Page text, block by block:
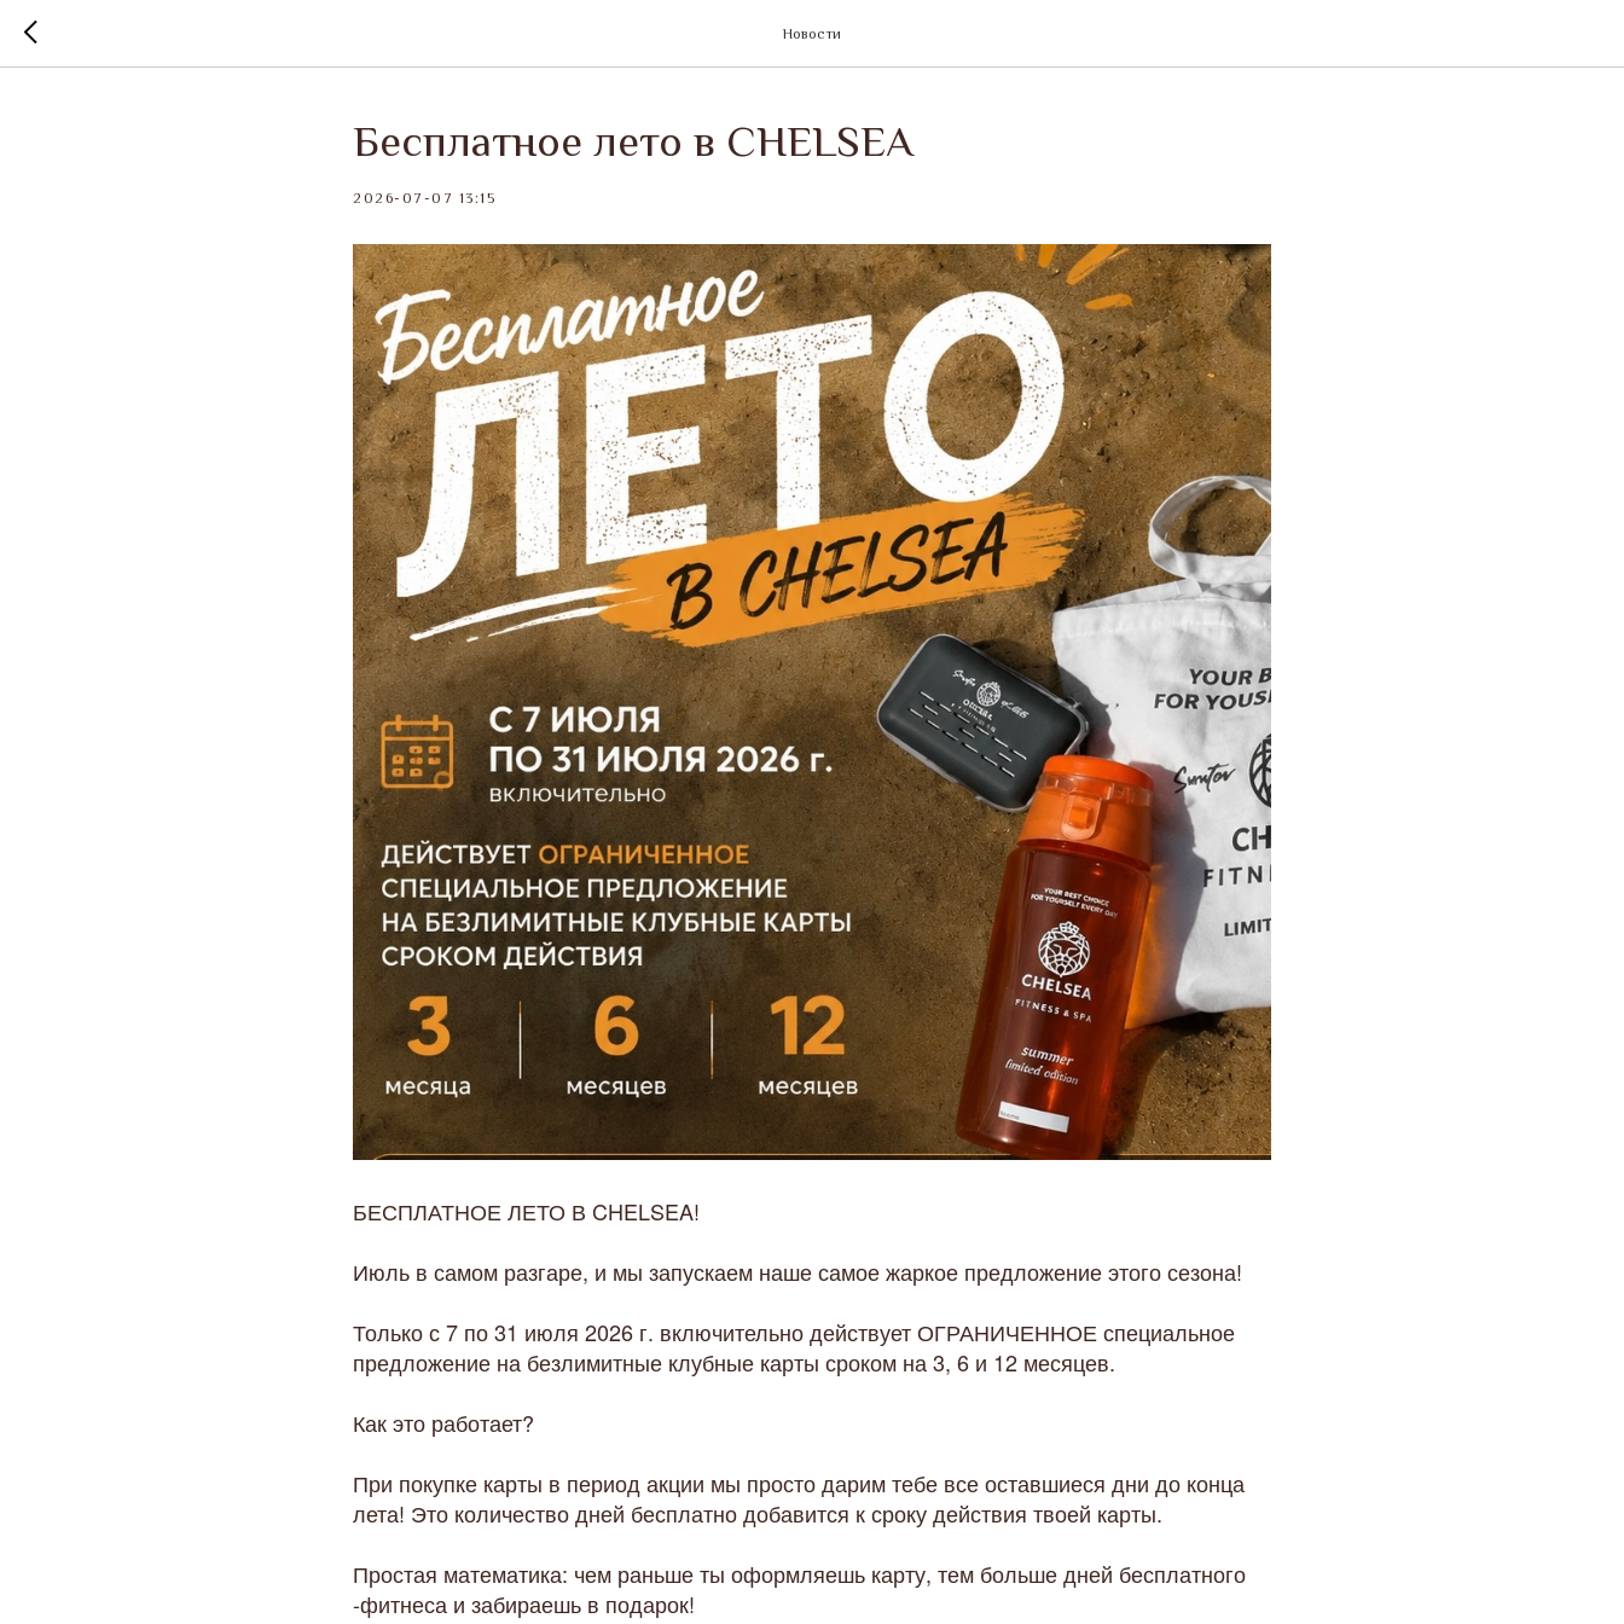
Новости
Бесплатное лето в CHELSEA
2026-07-07 13:15
БЕСПЛАТНОЕ ЛЕТО В CHELSEA!
Июль в самом разгаре, и мы запускаем наше самое жаркое предложение этого сезона!
Только с 7 по 31 июля 2026 г. включительно действует ОГРАНИЧЕННОЕ специальное
предложение на безлимитные клубные карты сроком на 3, 6 и 12 месяцев.
Как это работает?
При покупке карты в период акции мы просто дарим тебе все оставшиеся дни до конца
лета! Это количество дней бесплатно добавится к сроку действия твоей карты.
Простая математика: чем раньше ты оформляешь карту, тем больше дней бесплатного
-фитнеса и забираешь в подарок!